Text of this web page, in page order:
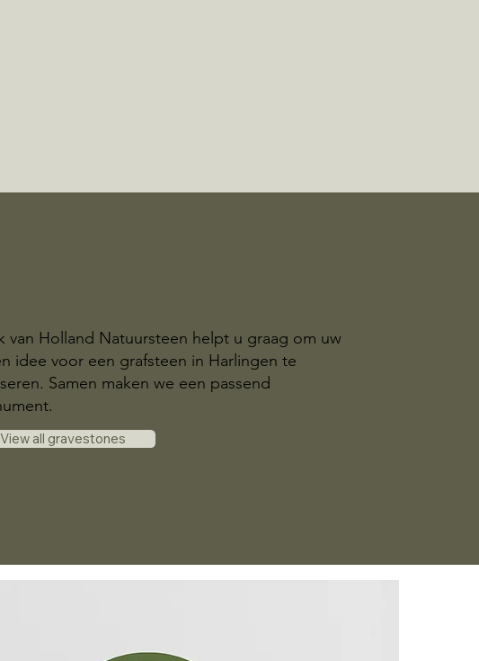
van Holland Natuursteen helpt u graag om uw
idee voor een grafsteen in Harlingen te
Samen maken we een passend
View all gravestones